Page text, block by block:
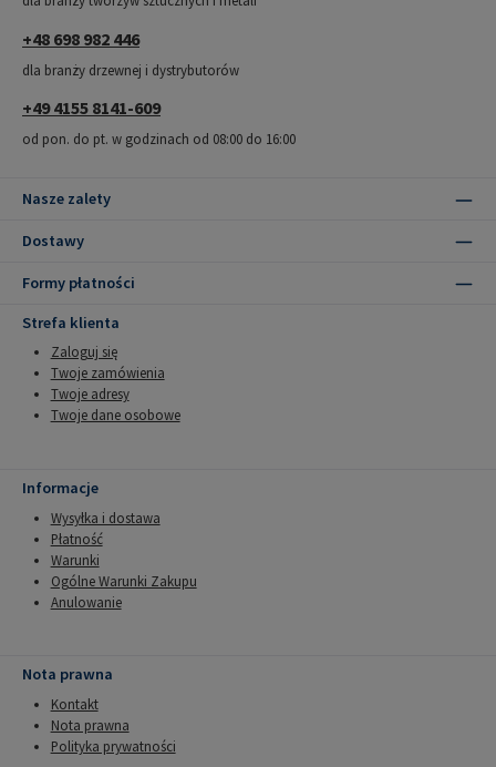
+48 698 982 446
dla branży drzewnej i dystrybutorów
+49 4155 8141-609
od pon. do pt. w godzinach od 08:00 do 16:00
Nasze zalety
Dostawy
Formy płatności
Strefa klienta
Zaloguj się
Twoje zamówienia
Twoje adresy
Twoje dane osobowe
Informacje
Wysyłka i dostawa
Płatność
Warunki
Ogólne Warunki Zakupu
Anulowanie
Nota prawna
Kontakt
Nota prawna
Polityka prywatności